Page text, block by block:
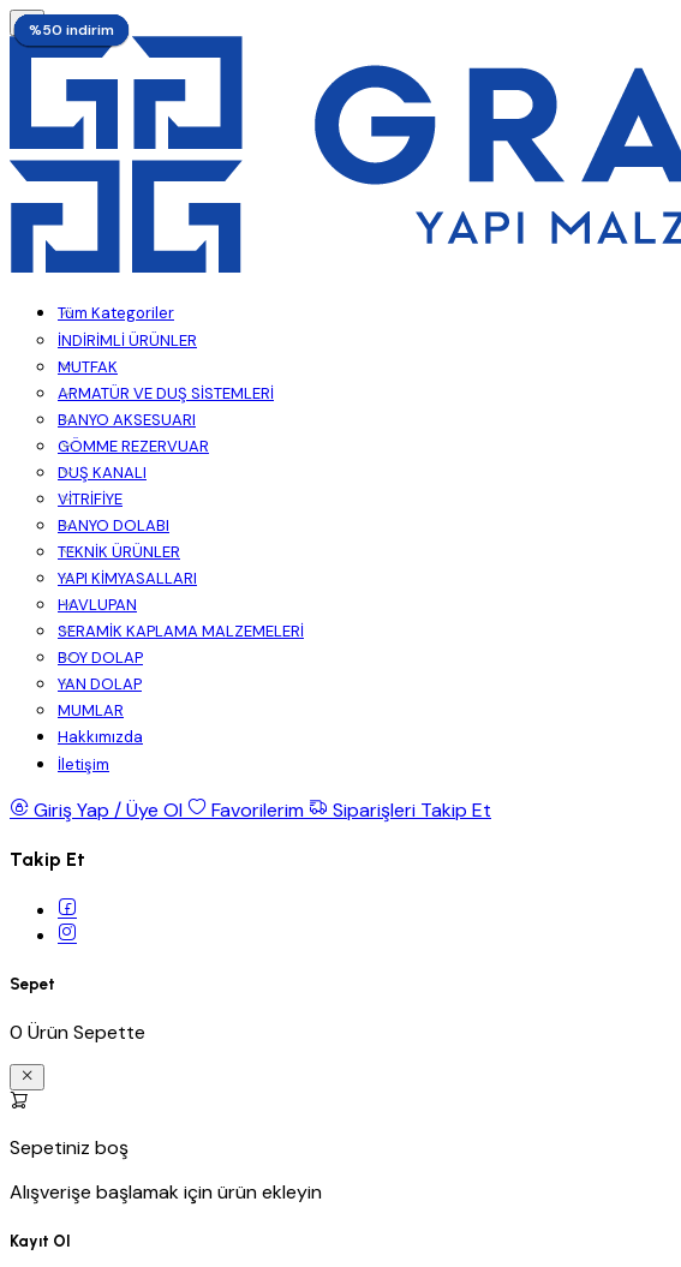
Tüm Kategoriler
İNDİRİMLİ ÜRÜNLER
MUTFAK
ARMATÜR VE DUŞ SİSTEMLERİ
BANYO AKSESUARI
GÖMME REZERVUAR
DUŞ KANALI
VİTRİFİYE
BANYO DOLABI
TEKNİK ÜRÜNLER
YAPI KİMYASALLARI
HAVLUPAN
SERAMİK KAPLAMA MALZEMELERİ
BOY DOLAP
YAN DOLAP
MUMLAR
Hakkımızda
İletişim
Giriş Yap / Üye Ol Favorilerim Siparişleri Takip Et
Takip Et
Sepet
0 Ürün Sepette
Sepetiniz boş
Alışverişe başlamak için ürün ekleyin
Kayıt Ol
%50 indirim
%50 indirim
%18 indirim
%18 indirim
%15 indirim
%18 indirim
%18 indirim
%18 indirim
%10 indirim
%3 indirim
%50 indirim
%50 indirim
%50 indirim